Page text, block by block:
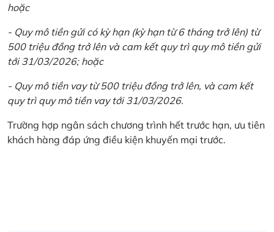
hoặc
- Quy mô tiền gửi có kỳ hạn (kỳ hạn từ 6 tháng trở lên) từ
500 triệu đồng trở lên và cam kết quy trì quy mô tiền gửi
tới 31/03/2026; hoặc
- Quy mô tiền vay từ 500 triệu đồng trở lên, và cam kết
quy trì quy mô tiền vay tới 31/03/2026.
Trường hợp ngân sách chương trình hết trước hạn, ưu tiên
khách hàng đáp ứng điều kiện khuyến mại trước.